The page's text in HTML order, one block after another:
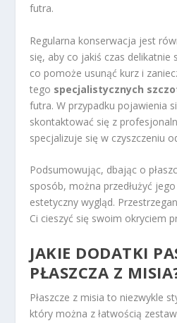
futra.
Regularna konserwacja jest
się, aby co jakiś czas delikatnie
co pomoże usunąć kurz i
tego specjalistycznych
futra. W przypadku pojawienia
skontaktować się z
specjalizuje się w czyszczeniu
Podsumowując, dbając o
sposób, można przedłużyć
estetyczny wygląd.
Ci cieszyć się swoim okryciem
JAKIE DODATKI
PŁASZCZA Z
Płaszcze z misia to niezwykle
który można z łatwością